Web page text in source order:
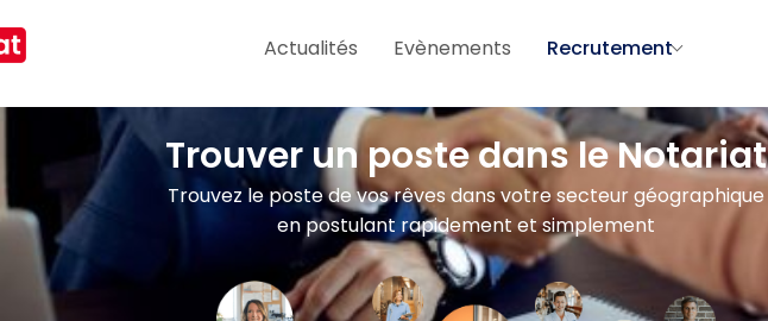
Actualités Evènements Recrutement
Trouver un poste dans le Notariat
Trouvez le poste de vos rêves dans votre secteur géographique
en postulant rapidement et simplement